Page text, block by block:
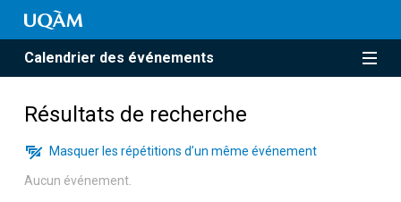
Calendrier des événements
Résultats de recherche
Masquer les répétitions d’un même événement
Aucun événement.